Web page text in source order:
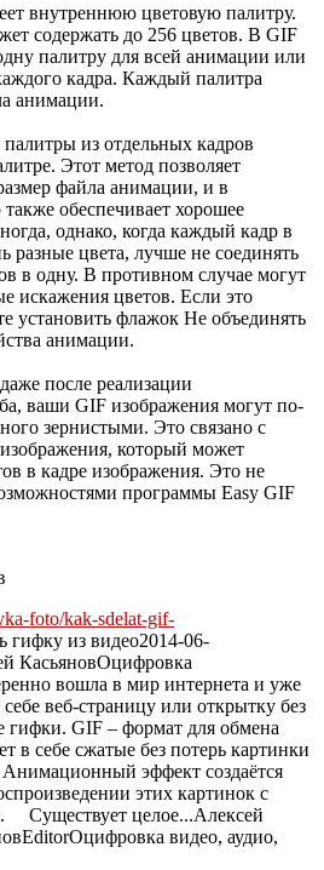
внутреннюю цветовую палитру.
содержать до 256 цветов. В GIF
палитру для всей анимации или
кадра. Каждый палитра
анимации.
из отдельных кадров
Этот метод позволяет
файла анимации, и в
обеспечивает хорошее
однако, когда каждый кадр в
разные цвета, лучше не соединять
в одну. В противном случае могут
искажения цветов. Если это
установить флажок Не объединять
анимации.
после реализации
ваши GIF изображения могут по-
зернистыми. Это связано с
который может
в кадре изображения. Это не
программы Easy GIF
foto/kak-sdelat-gif-
гифку из видео2014-06-
КасьяновОцифровка
вошла в мир интернета и уже
веб-страницу или открытку без
GIF – формат для обмена
в себе сжатые без потерь картинки
эффект создаётся
этих картинок с
Существует целое...Алексей
EditorОцифровка видео, аудио,